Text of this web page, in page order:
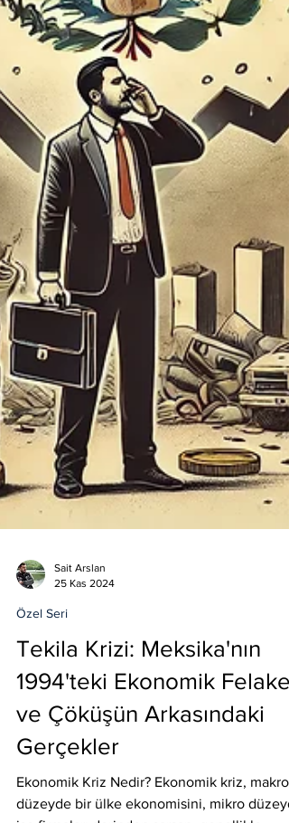
Sait Arslan
25 Kas 2024
Özel Seri
Tekila Krizi: Meksika'nın